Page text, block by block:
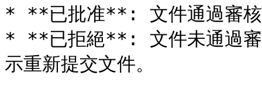
* **已批准**: 文件通過審核
* **已拒絕**: 文件未通過審
示重新提交文件。